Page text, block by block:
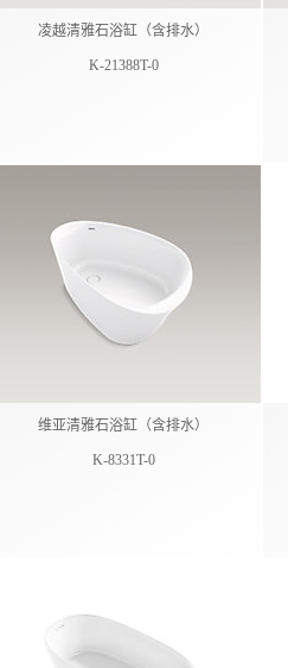
凌越清雅石浴缸（含排水）
K-21388T-0
维亚清雅石浴缸（含排水）
K-8331T-0